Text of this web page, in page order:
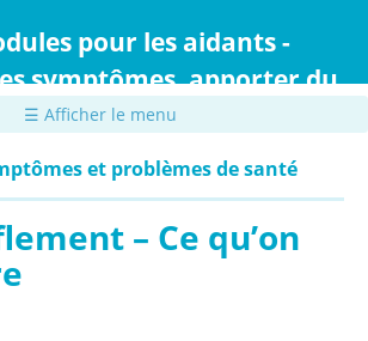
pour les aidants -
symptômes, apporter du
des soins
☰ Afficher le menu
et problèmes de santé
– Ce qu’on